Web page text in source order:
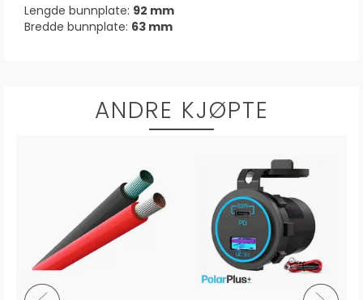
Lengde bunnplate: 92 mm
Bredde bunnplate: 63 mm
ANDRE KJØPTE